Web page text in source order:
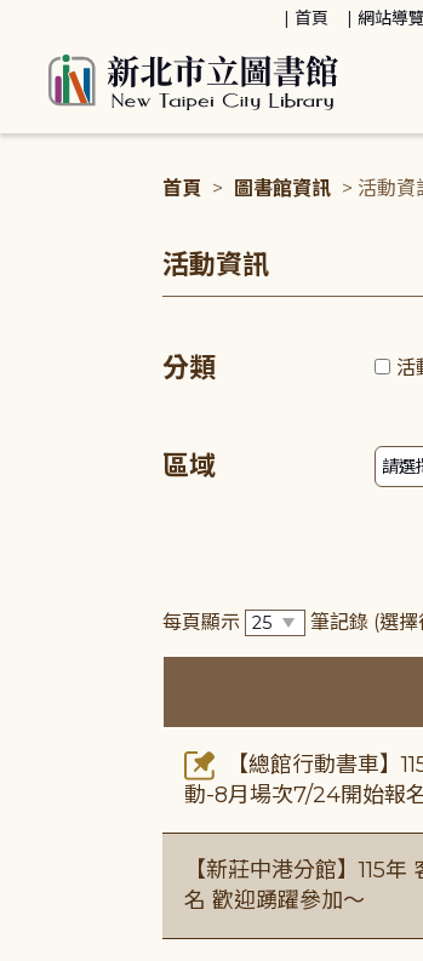
首頁 網站導
首頁 > 圖書館資訊 > 活動資
活動資訊
分類 活
區域
每頁顯示 筆記錄 (選
【總館行動書車】
動-8月場次7/24開始報
【新莊中港分館】115
名 歡迎踴躍參加～